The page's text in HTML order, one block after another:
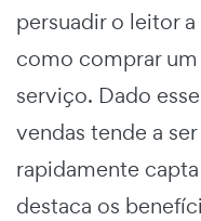
persuadir o leitor
como comprar
serviço. Dado
vendas tende a
rapidamente
destaca os